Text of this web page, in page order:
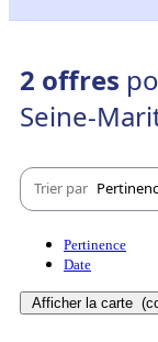
2 offres
Seine-
Trier par
Pertinence
Date
Afficher la carte